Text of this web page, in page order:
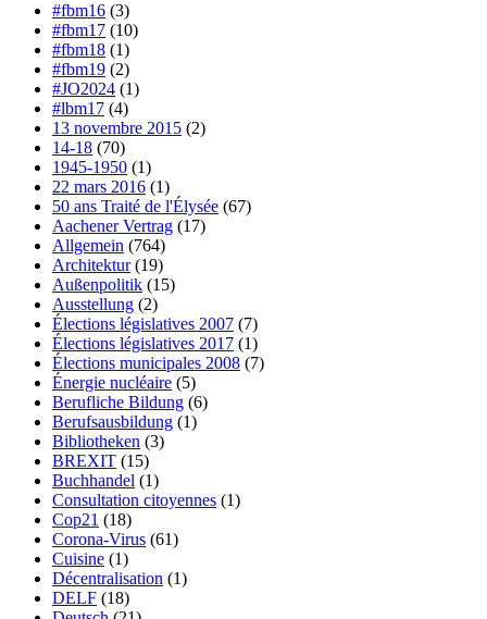
#fbm16 (3)
#fbm17 (10)
#fbm18 (1)
#fbm19 (2)
#JO2024 (1)
#lbm17 (4)
13 novembre 2015 (2)
14-18 (70)
1945-1950 (1)
22 mars 2016 (1)
50 ans Traité de l'Élysée (67)
Aachener Vertrag (17)
Allgemein (764)
Architektur(19)
Außenpolitik (15)
Ausstellung (2)
Élections législatives 2007 (7)
Élections législatives 2017 (1)
Élections municipales 2008 (7)
Énergie nucléaire (5)
Berufliche Bildung (6)
Berufsausbildung (1)
Bibliotheken (3)
BREXIT (15)
Buchhandel (1)
Consultation citoyennes (1)
Cop21 (18)
Corona-Virus (61)
Cuisine (1)
Décentralisation (1)
DELF (18)